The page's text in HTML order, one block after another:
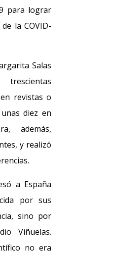
para lograr
la COVID-
Salas
revistas o
diez en
además,
y realizó
a España
por sus
sino por
Viñuelas.
no era